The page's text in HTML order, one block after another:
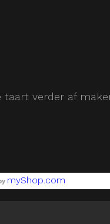
taart verder af
myShop.com